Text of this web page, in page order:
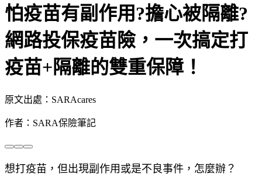
怕疫苗有副作用?擔心被隔離?
網路投保疫苗險，一次搞定打
疫苗+隔離的雙重保障！
原文出處：SARAcares
作者：SARA保險筆記
想打疫苗，但出現副作用或是不良事件，怎麼辦？